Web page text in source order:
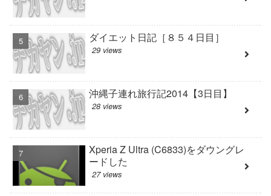
ダイエット日記［８５４日目］
29 views
沖縄子連れ旅行記2014【3日目】
28 views
Xperia Z Ultra (C6833)をダウングレ
ードした
27 views